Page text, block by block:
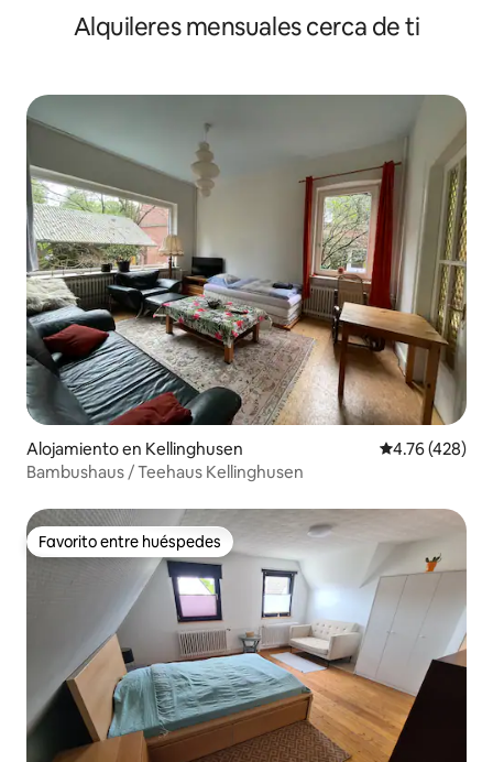
Alquileres mensuales cerca de ti
Alojamiento en Kellinghusen Calificación
4.76 (428)
Bambushaus / Teehaus Kellinghusen
Favorito entre huéspedes
Favorito entre huéspedes